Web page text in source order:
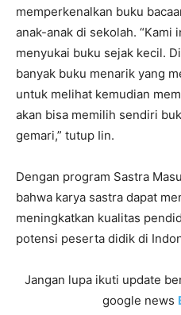
memperkenalkan buku
anak-anak di sekolah. “Kami
menyukai buku sejak kecil.
banyak buku menarik yang
untuk melihat kemudian
akan bisa memilih sendiri
gemari,” tutup Iin.
Dengan program Sastra
bahwa karya sastra dapat
meningkatkan kualitas
potensi peserta didik di
Jangan lupa ikuti update
google news